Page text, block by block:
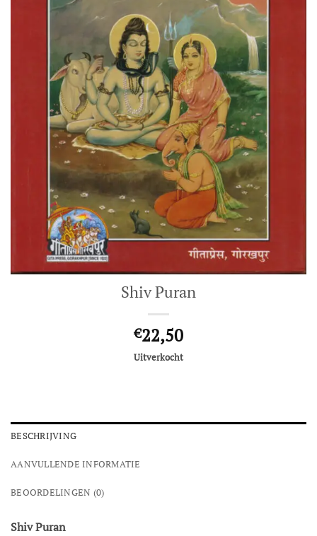
Shiv Puran
€22,50
Uitverkocht
BESCHRIJVING
AANVULLENDE INFORMATIE
BEOORDELINGEN (0)
Shiv Puran